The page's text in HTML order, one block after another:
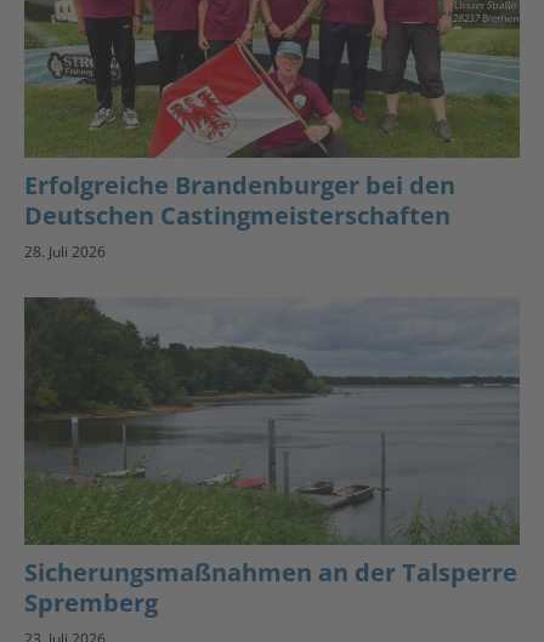
Erfolgreiche Brandenburger bei den
Deutschen Castingmeisterschaften
28. Juli 2026
Sicherungsmaßnahmen an der Talsperre
Spremberg